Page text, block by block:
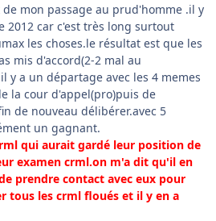
mon passage au prud'homme .il y
2012 car c'est très long surtout
les choses.le résultat est que les
mis d'accord(2-2 mal au
y a un départage avec les 4 memes
la cour d'appel(pro)puis de
de nouveau délibérer.avec 5
un gagnant.
qui aurait gardé leur position de
examen crml.on m'a dit qu'il en
prendre contact avec eux pour
tous les crml floués et il y en a